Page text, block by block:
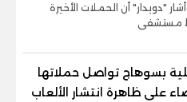
"دويدار" أن الحملات الأخيرة
مستشفى
بسوهاج تواصل حملاتها
على ظاهرة انتشار الألعاب